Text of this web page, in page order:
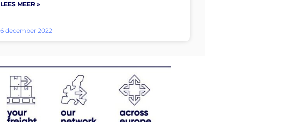
LEES MEER »
6 december 2022